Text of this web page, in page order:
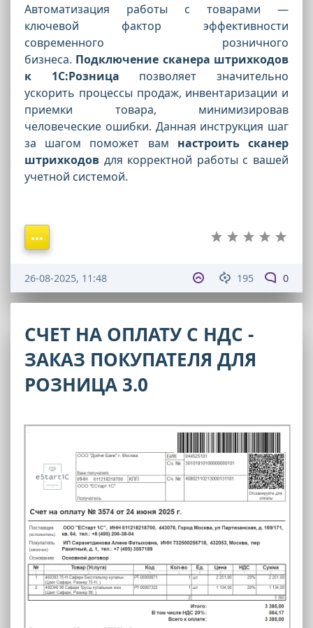
Автоматизация работы с товарами —
ключевой фактор эффективности
современного розничного
бизнеса. Подключение сканера штрихкодов
к 1С:Розница позволяет значительно
ускорить процессы продаж, инвентаризации и
приемки товара, минимизировав
человеческие ошибки. Данная инструкция шаг
за шагом поможет вам настроить сканер
штрихкодов для корректной работы с вашей
учетной системой.
195 0
26-08-2025, 11:48
СЧЕТ НА ОПЛАТУ С НДС -
ЗАКАЗ ПОКУПАТЕЛЯ ДЛЯ
РОЗНИЦА 3.0